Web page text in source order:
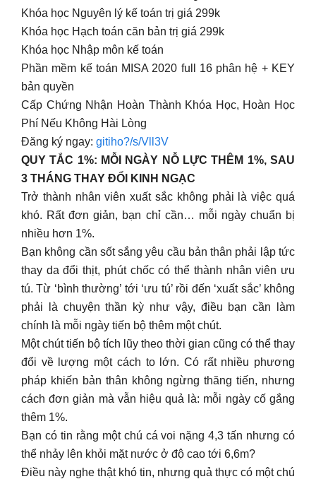
Khóa học Nguyên lý kế toán trị giá 299k
Khóa học Hạch toán căn bản trị giá 299k
Khóa học Nhập môn kế toán
Phần mềm kế toán MISA 2020 full 16 phân hệ + KEY
bản quyền
Cấp Chứng Nhận Hoàn Thành Khóa Học, Hoàn Học
Phí Nếu Không Hài Lòng
Đăng ký ngay: gitiho?/s/Vll3V
QUY TẮC 1%: MỖI NGÀY NỖ LỰC THÊM 1%, SAU
3 THÁNG THAY ĐỔI KINH NGẠC
Trở thành nhân viên xuất sắc không phải là việc quá
khó. Rất đơn giản, bạn chỉ cần… mỗi ngày chuẩn bị
nhiều hơn 1%.
Bạn không cần sốt sắng yêu cầu bản thân phải lập tức
thay da đổi thịt, phút chốc có thể thành nhân viên ưu
tú. Từ ‘bình thường’ tới ‘ưu tú’ rồi đến ‘xuất sắc’ không
phải là chuyện thần kỳ như vậy, điều bạn cần làm
chính là mỗi ngày tiến bộ thêm một chút.
Một chút tiến bộ tích lũy theo thời gian cũng có thể thay
đổi về lượng một cách to lớn. Có rất nhiều phương
pháp khiến bản thân không ngừng thăng tiến, nhưng
cách đơn giản mà vẫn hiệu quả là: mỗi ngày cố gắng
thêm 1%.
Bạn có tin rằng một chú cá voi nặng 4,3 tấn nhưng có
thể nhảy lên khỏi mặt nước ở độ cao tới 6,6m?
Điều này nghe thật khó tin, nhưng quả thực có một chú